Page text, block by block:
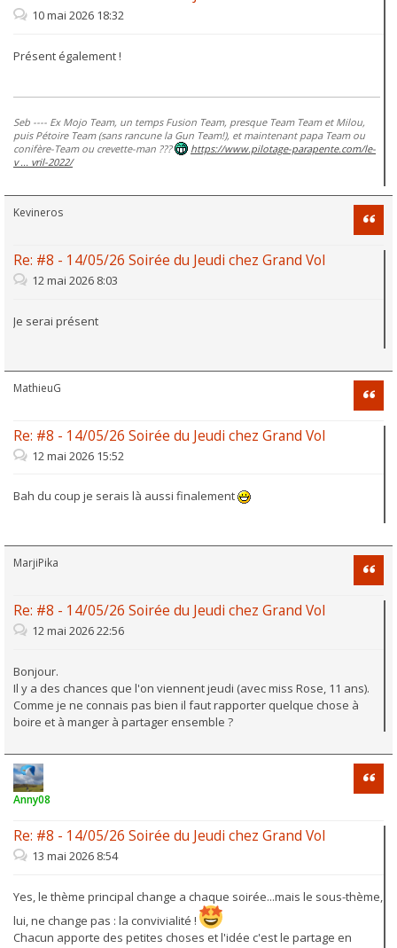
10 mai 2026 18:32
Présent également !
Seb ---- Ex Mojo Team, un temps Fusion Team, presque Team Team et Milou,
puis Pétoire Team (sans rancune la Gun Team!), et maintenant papa Team ou
conifère-Team ou crevette-man ???
https://www.pilotage-parapente.com/le-
v ... vril-2022/
Kevineros
Re: #8 - 14/05/26 Soirée du Jeudi chez Grand Vol
12 mai 2026 8:03
Je serai présent
MathieuG
Re: #8 - 14/05/26 Soirée du Jeudi chez Grand Vol
12 mai 2026 15:52
Bah du coup je serais là aussi finalement
MarjiPika
Re: #8 - 14/05/26 Soirée du Jeudi chez Grand Vol
12 mai 2026 22:56
Bonjour.
Il y a des chances que l'on viennent jeudi (avec miss Rose, 11 ans).
Comme je ne connais pas bien il faut rapporter quelque chose à
boire et à manger à partager ensemble ?
Anny08
Re: #8 - 14/05/26 Soirée du Jeudi chez Grand Vol
13 mai 2026 8:54
Yes, le thème principal change a chaque soirée...mais le sous-thème,
lui, ne change pas : la convivialité !
Chacun apporte des petites choses et l'idée c'est le partage en